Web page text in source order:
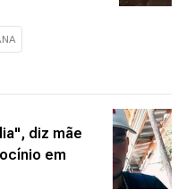
diz mãe
em